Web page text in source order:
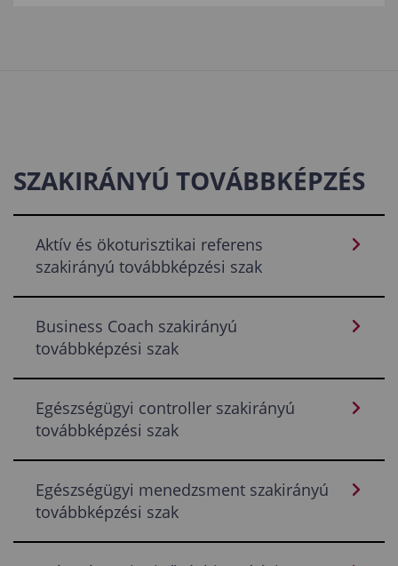
SZAKIRÁNYÚ TOVÁBBKÉPZÉS
Aktív és ökoturisztikai referens
szakirányú továbbképzési szak
Business Coach szakirányú
továbbképzési szak
Egészségügyi controller szakirányú
továbbképzési szak
Egészségügyi menedzsment szakirányú
továbbképzési szak